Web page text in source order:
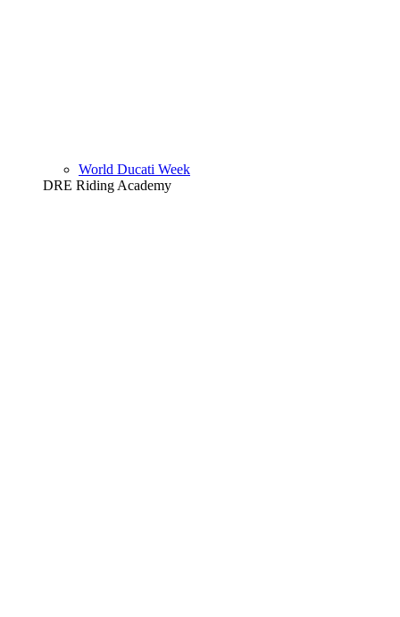
World Ducati Week
DRE Riding Academy